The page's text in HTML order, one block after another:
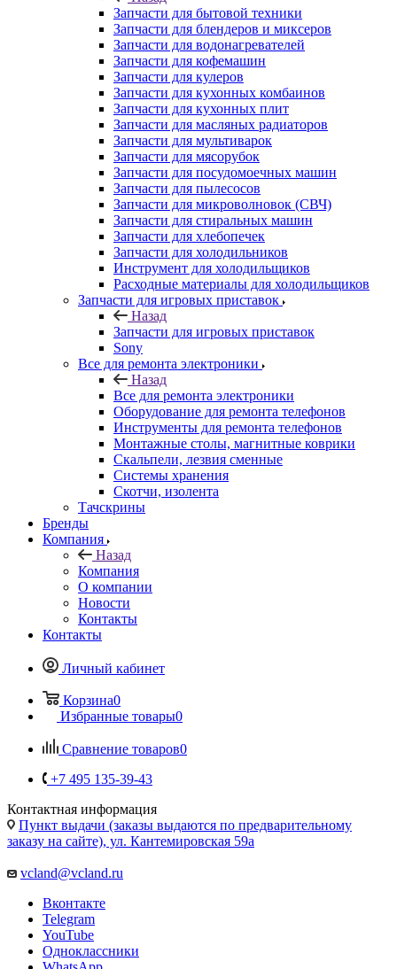
Запчасти для кулеров
Запчасти для кухонных комбаинов
Запчасти для кухонных плит
Запчасти для масляных радиаторов
Запчасти для мультиварок
Запчасти для мясорубок
Запчасти для посудомоечных машин
Запчасти для пылесосов
Запчасти для микроволновок (СВЧ)
Запчасти для стиральных машин
Запчасти для хлебопечек
Запчасти для холодильников
Инструмент для холодильщиков
Расходные материалы для холодильщиков
Запчасти для игровых приставок
Назад
Запчасти для игровых приставок
Sony
Все для ремонта электроники
Назад
Все для ремонта электроники
Оборудование для ремонта телефонов
Инструменты для ремонта телефонов
Монтажные столы, магнитные коврики
Скальпели, лезвия сменные
Системы хранения
Скотчи, изолента
Тачскрины
Компания
Назад
Компания
О компании
Новости
Контакты
Контакты
Личный кабинет
Корзина
+7 495 135-39-43
Контактная информация
Пункт выдачи (заказы выдаются по предварительному
заказу на сайте), ул. Кантемировская 59а
vcland@vcland.ru
Вконтакте
Telegram
YouTube
Одноклассники
WhatsApp